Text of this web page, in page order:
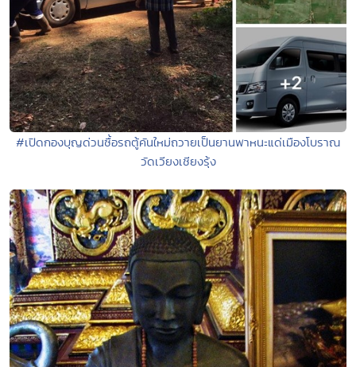
#เปิดกองบุญด่วนซื้อรถตู้คันใหม่ถวายเป็นยานพาหนะแด่เมืองโบราณ
วัดเวียงเชียงรุ้ง